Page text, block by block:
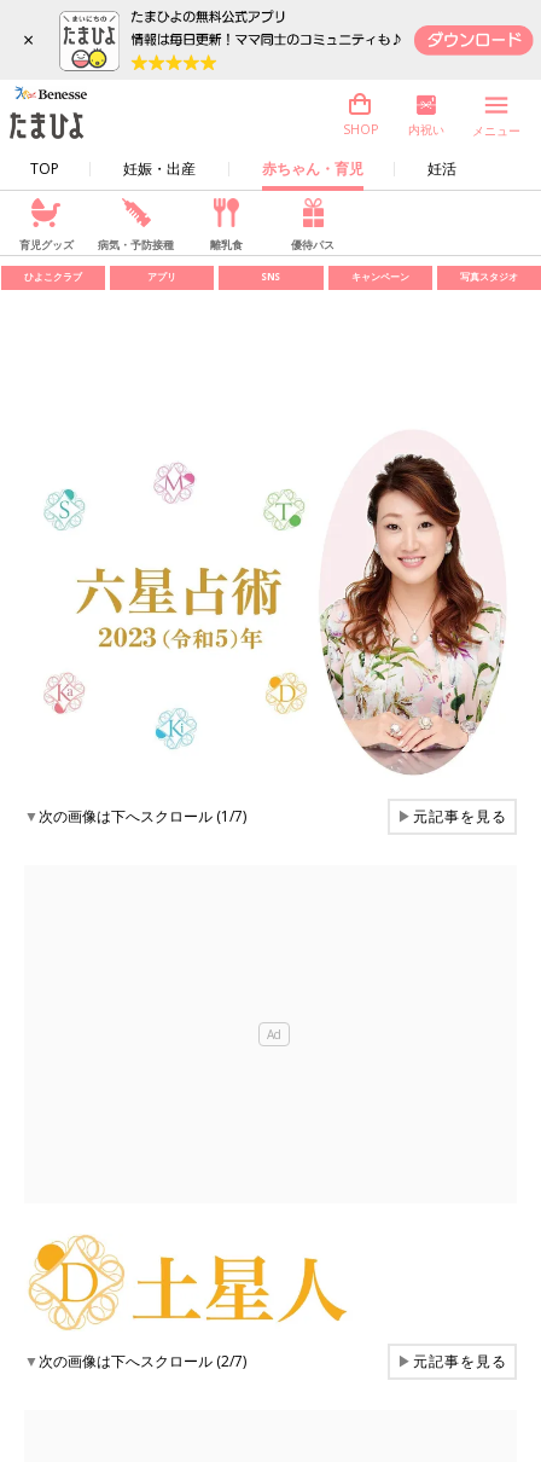
×
TOP 妊娠・出産 赤ちゃん・育児 妊活
SHOP 内祝い メニュー
育児グッズ 病気・予防接種 離乳食 優待パス
ひよこクラブ アプリ SNS キャンペーン 写真スタジオ
▼次の画像は下へスクロール (1/7) ▶元記事を見る
▼次の画像は下へスクロール (2/7) ▶元記事を見る